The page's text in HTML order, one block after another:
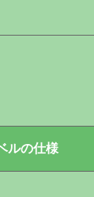
ルの仕様